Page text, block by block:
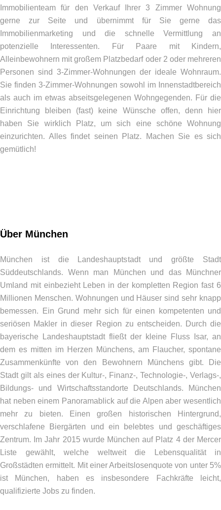
Immobilienteam für den Verkauf Ihrer 3 Zimmer Wohnung
gerne zur Seite und übernimmt für Sie gerne das
Immobilienmarketing und die schnelle Vermittlung an
potenzielle Interessenten. Für Paare mit Kindern,
Alleinbewohnern mit großem Platzbedarf oder 2 oder mehreren
Personen sind 3-Zimmer-Wohnungen der ideale Wohnraum.
Sie finden 3-Zimmer-Wohnungen sowohl im Innenstadtbereich
als auch im etwas abseitsgelegenen Wohngegenden. Für die
Einrichtung bleiben (fast) keine Wünsche offen, denn hier
haben Sie wirklich Platz, um sich eine schöne Wohnung
einzurichten. Alles findet seinen Platz. Machen Sie es sich
gemütlich!
Über München
München ist die Landeshauptstadt und größte Stadt
Süddeutschlands. Wenn man München und das Münchner
Umland mit einbezieht Leben in der kompletten Region fast 6
Millionen Menschen. Wohnungen und Häuser sind sehr knapp
bemessen. Ein Grund mehr sich für einen kompetenten und
seriösen Makler in dieser Region zu entscheiden. Durch die
bayerische Landeshauptstadt fließt der kleine Fluss Isar, an
dem es mitten im Herzen Münchens, am Flaucher, spontane
Zusammenkünfte von den Bewohnern Münchens gibt. Die
Stadt gilt als eines der Kultur-, Finanz-, Technologie-, Verlags-,
Bildungs- und Wirtschaftsstandorte Deutschlands. München
hat neben einem Panoramablick auf die Alpen aber wesentlich
mehr zu bieten. Einen großen historischen Hintergrund,
verschlafene Biergärten und ein belebtes und geschäftiges
Zentrum. Im Jahr 2015 wurde München auf Platz 4 der Mercer
Liste gewählt, welche weltweit die Lebensqualität in
Großstädten ermittelt. Mit einer Arbeitslosenquote von unter 5%
ist München, haben es insbesondere Fachkräfte leicht,
qualifizierte Jobs zu finden.